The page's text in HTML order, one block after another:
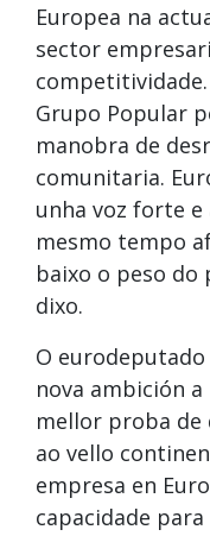
Europea na
sector
Grupo Popular
manobra de
comunitaria.
unha voz forte
mesmo tempo
baixo o peso do
dixo.
O
nova ambición a
mellor proba de
ao vello
empresa en
capacidade